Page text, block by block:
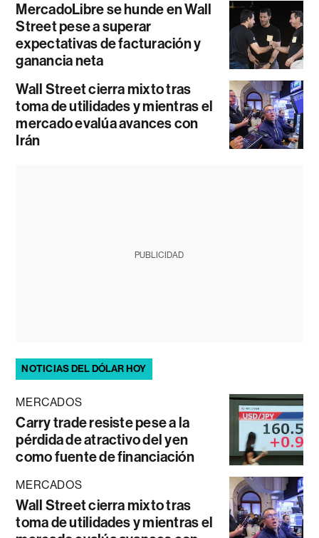
MercadoLibre se hunde en Wall
Street pese a superar
expectativas de facturación y
ganancia neta
Wall Street cierra mixto tras
toma de utilidades y mientras el
mercado evalúa avances con
Irán
PUBLICIDAD
NOTICIAS DEL DÓLAR HOY
MERCADOS
Carry trade resiste pese a la
pérdida de atractivo del yen
como fuente de financiación
MERCADOS
Wall Street cierra mixto tras
toma de utilidades y mientras el